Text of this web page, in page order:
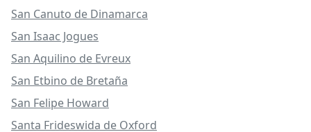
San Canuto de Dinamarca
San Isaac Jogues
San Aquilino de Evreux
San Etbino de Bretaña
San Felipe Howard
Santa Frideswida de Oxford